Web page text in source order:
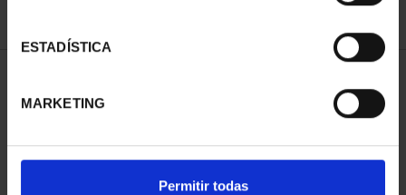
ESTADÍSTICA
MARKETING
Permitir todas
REFINAR